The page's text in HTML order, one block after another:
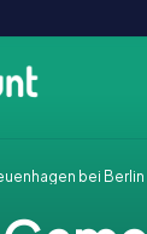
bei Berlin